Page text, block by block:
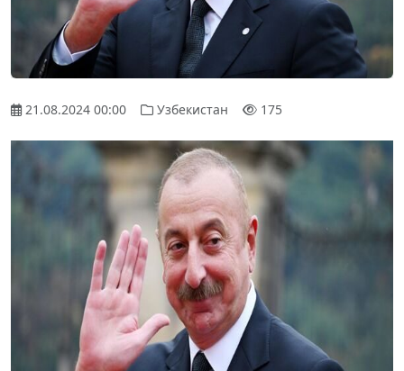
21.08.2024 00:00 Узбекистан 175